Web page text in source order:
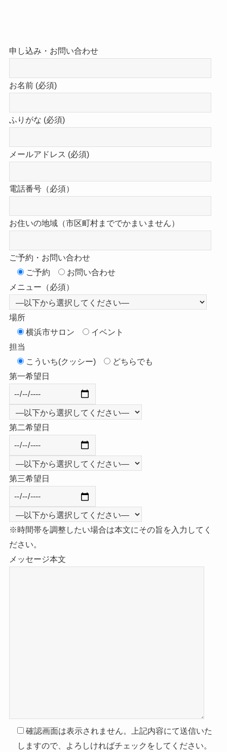
申し込み・お問い合わせ
お名前 (必須)
ふりがな (必須)
メールアドレス (必須)
電話番号（必須）
お住いの地域（市区町村まででかまいません）
ご予約・お問い合わせ
ご予約
お問い合わせ
メニュー（必須）
場所
横浜市サロン
イベント
担当
こういち(クッシー)
どちらでも
第一希望日
第二希望日
第三希望日
※時間帯を調整したい場合は本文にその旨を入力してく
ださい。
メッセージ本文
確認画面は表示されません。上記内容にて送信いた
しますので、よろしければチェックをしてください。